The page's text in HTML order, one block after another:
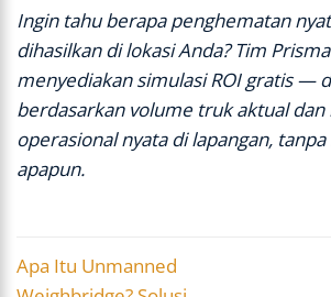
Ingin tahu berapa penghematan
dihasilkan di lokasi Anda? Tim
menyediakan simulasi ROI gratis —
berdasarkan volume truk aktual dan
operasional nyata di lapangan,
apapun.
Apa Itu Unmanned